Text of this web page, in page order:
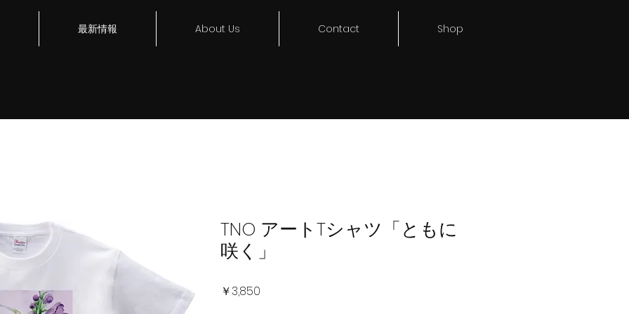
最新情報 About Us Contact Shop
TNO アートTシャツ「ともに
咲く」
￥3,850